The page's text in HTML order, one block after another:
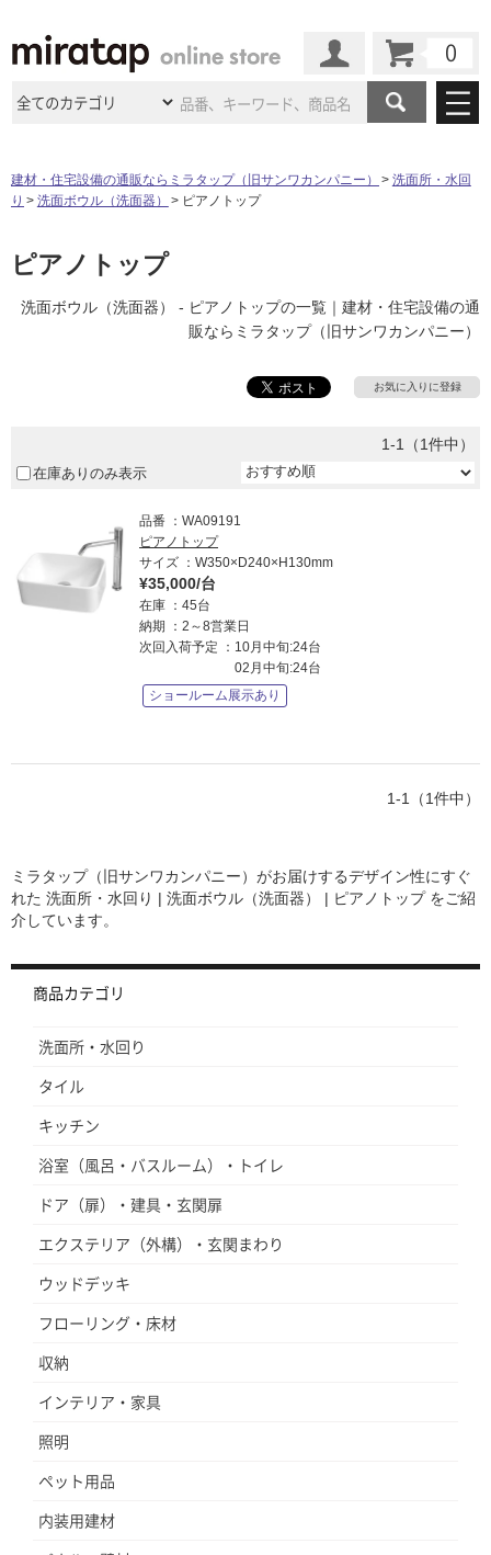
商品カテゴリ
キッチン
ム）・トイレ
建具・玄関
収納 インテリア・
内装用建材
ロートアイアン 天然石・石材
メンテナンス・施工材 新商品
施工事例
施工事例
ミラタップのあるくらし お客様訪問インタビュー
ショールーム
ショールームのご案内 東京ショールーム
福岡ショールーム 札幌スマート
横浜スマート
ショールー
ム
ウェルビーみのお
サポート
初めての方へ
修理お問い合わせ
説明書・図面検索 水まわり3年保証
アイデア
チャンネル
オンライン相談
その他サービス
ASOLIE
Coziコンシ
ェルジュ
自分らしい家づくり
SUVACO
建材・住宅設備の通販ならミラタップ（旧サンワカンパニー）
洗面所・水回
り
洗面ボウル（洗面器） ピアノトップ
ピアノトップ
洗面ボウル（洗面器） - ピアノトップの一覧｜建材・住宅設備の通
販ならミラタップ（旧サンワカンパニー）
お気に入りに登録
1-1（1件中）
在庫ありのみ表示
品番
WA09191
ピアノトップ
サイズ
W350×D240×H130mm
¥35,000/台
在庫
45台
納期
2～8営業日
次回入荷予定
10月中旬:24台
02月中旬:24台
ショールーム展示あり
1-1（1件中）
ミラタップ（旧サンワカンパニー）がお届けするデザイン性にすぐ
れた 洗面所・水回り | 洗面ボウル（洗面器） | ピアノトップ をご紹
介しています。
商品カテゴリ
洗面所・水回り
タイル
キッチン
浴室（風呂・バスルーム）・トイレ
ドア（扉）・建具・玄関扉
エクステリア（外構）・玄関まわり
ウッドデッキ
フローリング・床材
収納
インテリア・家具
照明
ペット用品
内装用建材